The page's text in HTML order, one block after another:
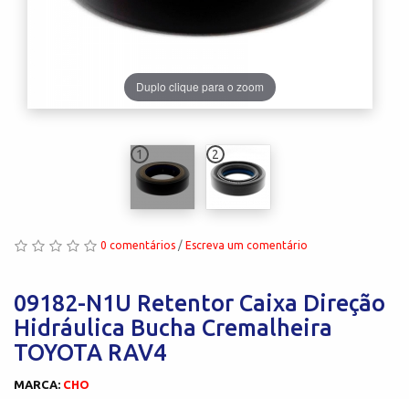
1 2
Duplo clique para o zoom
0 comentários / Escreva um comentário
09182-N1U Retentor Caixa Direção
Hidráulica Bucha Cremalheira
TOYOTA RAV4
MARCA: CHO